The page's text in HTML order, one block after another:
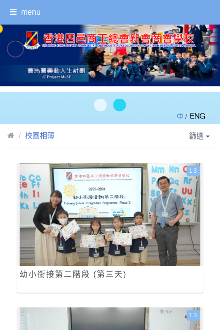
menu
/
校園相簿 篩選
幼小銜接第二階段 (第三天)
13
13